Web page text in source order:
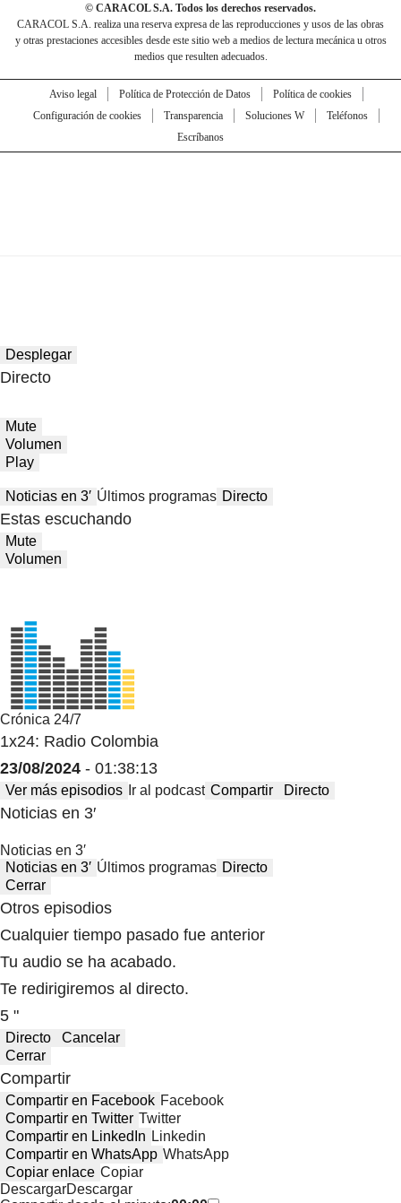
© CARACOL S.A. Todos los derechos reservados.
CARACOL S.A. realiza una reserva expresa de las reproducciones y usos de las obras
y otras prestaciones accesibles desde este sitio web a medios de lectura mecánica u otros
medios que resulten adecuados.
Aviso legal Política de Protección de Datos
Política de cookies
Configuración de cookies
Transparencia Soluciones W
Teléfonos
Escríbanos
Desplegar
Directo
Mute
Volumen
Play
Noticias en 3′ Últimos programas Directo
Estas escuchando
Mute
Volumen
Crónica 24/7
1x24: Radio Colombia
23/08/2024 - 01:38:13
Ver más episodios Ir al podcast Compartir Directo
Noticias en 3′
Noticias en 3′
Noticias en 3′ Últimos programas Directo
Cerrar
Otros episodios
Cualquier tiempo pasado fue anterior
Tu audio se ha acabado.
Te redirigiremos al directo.
5 "
Directo
Cancelar
Cerrar
Compartir
Compartir en Facebook Facebook
Compartir en Twitter Twitter
Compartir en LinkedIn Linkedin
Compartir en WhatsApp WhatsApp
Copiar enlace Copiar
DescargarDescargar